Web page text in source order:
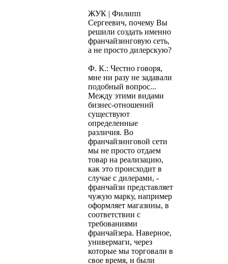
ЖУК | Филипп
Сергеевич, почему Вы
решили создать именно
франчайзинговую сеть,
а не просто дилерскую?
Ф. К.: Честно говоря,
мне ни разу не задавали
подобный вопрос...
Между этими видами
бизнес-отношений
существуют
определенные
различия. Во
франчайзинговой сети
мы не просто отдаем
товар на реализацию,
как это происходит в
случае с дилерами, -
франчайзи представляет
чужую марку, например
оформляет магазины, в
соответствии с
требованиями
франчайзера. Наверное,
универмаги, через
которые мы торговали в
свое время, и были